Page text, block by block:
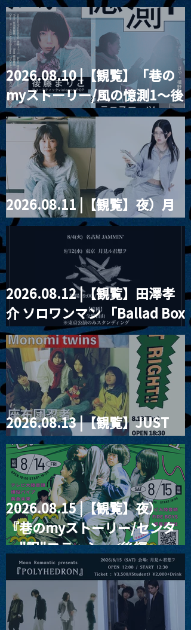
Blurred City Lights × 17歳
とベルリンの壁
2026.08.10 |【観覧】「巷の
myストーリー/風の憶測1～後
藤まりこアコースティック
violence POPとテニスコー
ツ」
2026.08.11 |【観覧】夜）月
見ル君想フpre. Sugar Shock
2026.08.12 |【観覧】田澤孝
介 ソロワンマン 「Ballad Box
2026」
2026.08.13 |【観覧】JUST
RIGHT!! vol.26
2026.08.15 |【観覧】夜）
『巷のmyストーリー/センタ
ー"訳"フラッシュ⚡️後編』